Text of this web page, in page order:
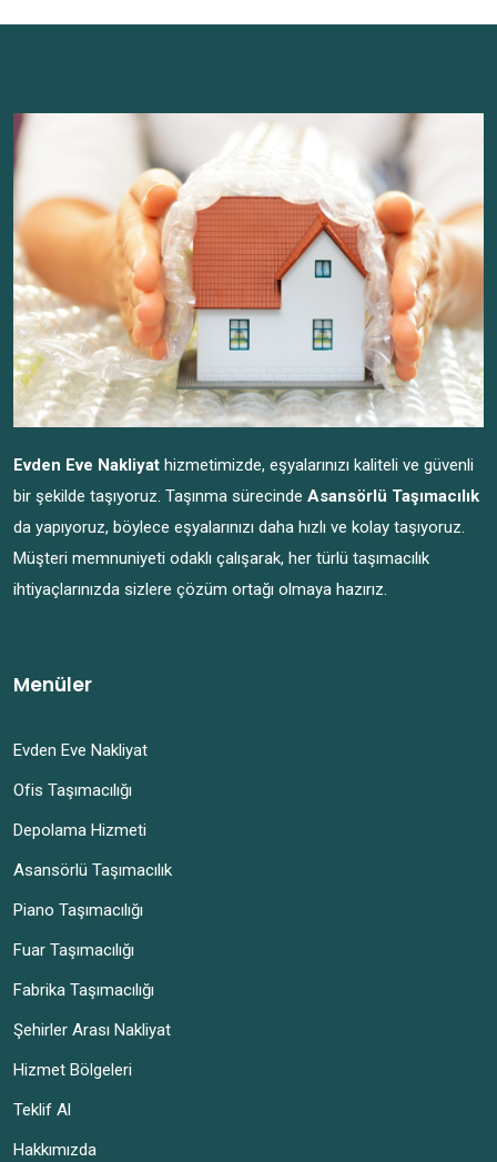
Evden Eve Nakliyat hizmetimizde, eşyalarınızı kaliteli ve güvenli
bir şekilde taşıyoruz. Taşınma sürecinde Asansörlü Taşımacılık
da yapıyoruz, böylece eşyalarınızı daha hızlı ve kolay taşıyoruz.
Müşteri memnuniyeti odaklı çalışarak, her türlü taşımacılık
ihtiyaçlarınızda sizlere çözüm ortağı olmaya hazırız.
Menüler
Evden Eve Nakliyat
Ofis Taşımacılığı
Depolama Hizmeti
Asansörlü Taşımacılık
Piano Taşımacılığı
Fuar Taşımacılığı
Fabrika Taşımacılığı
Şehirler Arası Nakliyat
Hizmet Bölgeleri
Teklif Al
Hakkımızda